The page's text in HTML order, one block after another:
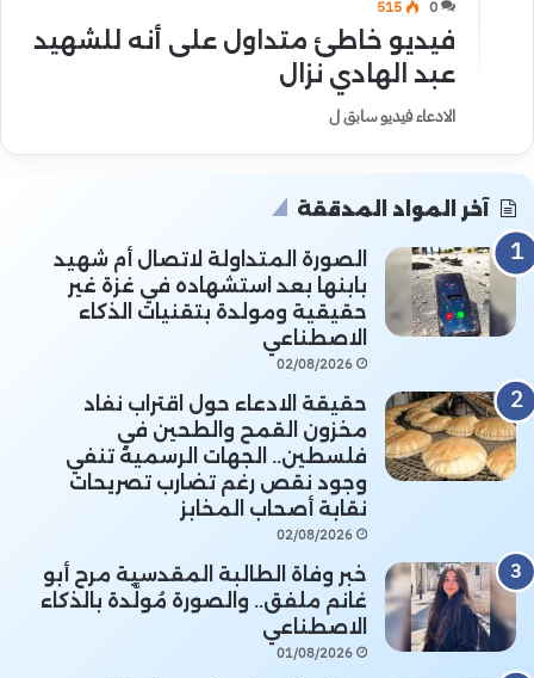
0
515
فيديو خاطئ متداول على أنه للشهيد
عبد الهادي نزال
الادعاء فيديو سابق ل
آخر المواد المدققة
الصورة المتداولة لاتصال أم شهيد
بابنها بعد استشهاده في غزة غير
حقيقية ومولدة بتقنيات الذكاء
الاصطناعي
02/08/2026
حقيقة الادعاء حول اقتراب نفاد
مخزون القمح والطحين في
فلسطين.. الجهات الرسمية تنفي
وجود نقص رغم تضارب تصريحات
نقابة أصحاب المخابز
02/08/2026
خبر وفاة الطالبة المقدسية مرح أبو
غانم ملفق.. والصورة مُولَّدة بالذكاء
الاصطناعي
01/08/2026